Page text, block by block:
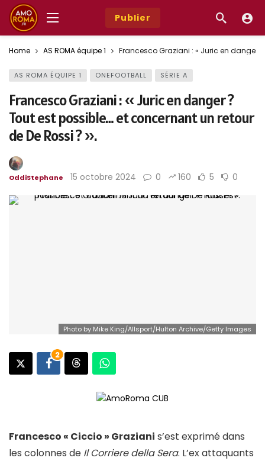
Publier
Home AS ROMA équipe 1 Francesco Graziani : « Juric en danger
AS ROMA ÉQUIPE 1 ONEFOOTBALL SÉRIE A
Francesco Graziani : « Juric en danger ?
Tout est possible… et concernant un retour
de De Rossi ? ».
OddiStephane 15 octobre 2024 0 160 5 0
Photo by Mike King/Allsport/Hulton Archive/Getty Images
2
Francesco « Ciccio » Graziani s’est exprimé dans
les colonnes de Il Corriere della Sera. L’ex attaquants